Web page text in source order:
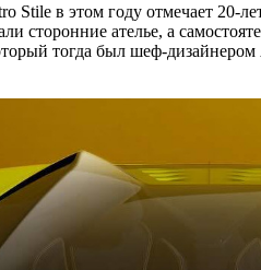
Stile в этом году отмечает
сторонние ателье, а
тогда был шеф-